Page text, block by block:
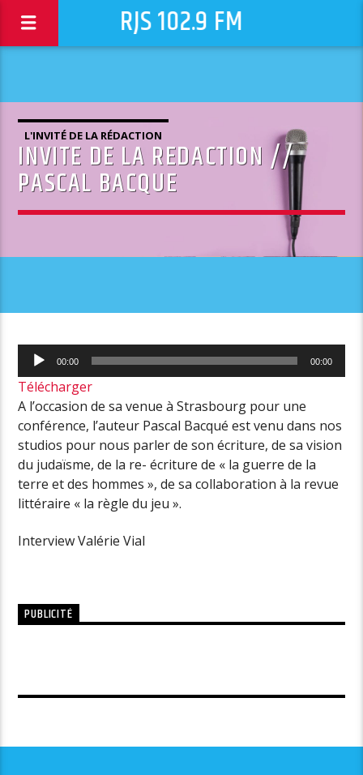
RJS 102.9 FM
L'INVITÉ DE LA RÉDACTION
INVITE DE LA REDACTION //
PASCAL BACQUE
Lecteur
audio
00:00 00:00
Télécharger
A l’occasion de sa venue à Strasbourg pour une
conférence, l’auteur Pascal Bacqué est venu dans nos
studios pour nous parler de son écriture, de sa vision
du judaïsme, de la re- écriture de « la guerre de la
terre et des hommes », de sa collaboration à la revue
littéraire « la règle du jeu ».
Interview Valérie Vial
PUBLICITÉ